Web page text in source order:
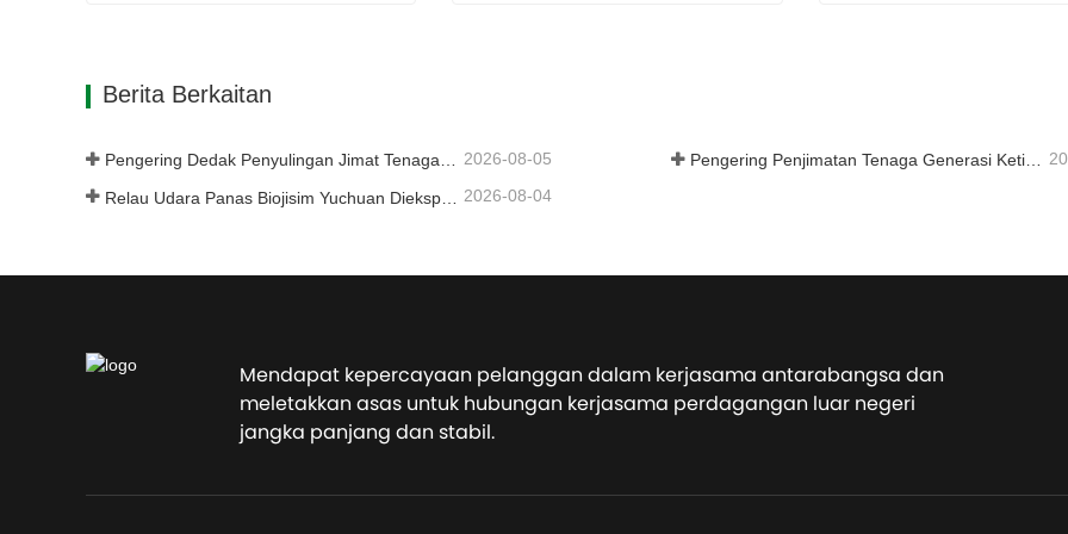
Berita Berkaitan
Pengering Dedak Penyulingan Jimat Tenaga Yuchuan Menyediakan Penyelesaian Cekap untuk Pemprosesan Bahan Kelembapan Tinggi 2026-08-05 Pengering Penjimatan Tenaga Generasi Ketiga: Penyelesaian Cekap dan Mesra Alam untuk Pengeringan Bahan Berkelembapan Tinggi
2026-08-04
Mendapat kepercayaan pelanggan dalam kerjasama antarabangsa dan
meletakkan asas untuk hubungan kerjasama perdagangan luar negeri
jangka panjang dan stabil.